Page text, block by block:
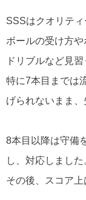
SSSはクオリティ
ボールの受け方
ドリブルなど見
特に7本目までは
げられないまま、
8本目以降は守備
し、対応しました
その後、スコア上